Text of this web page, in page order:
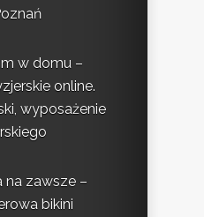
w domu –
online.
wyposażenie
na zawsze –
bikini